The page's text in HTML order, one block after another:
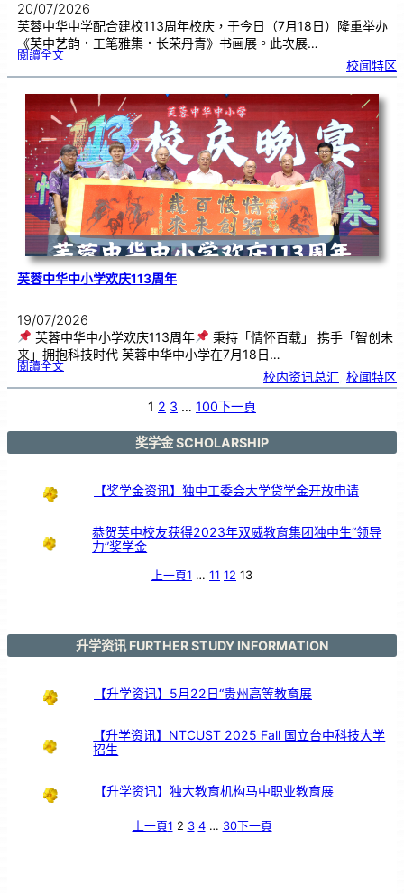
20/07/2026
芙蓉中华中学配合建校113周年校庆，于今日（7月18日）隆重举办
《芙中艺韵．工笔雅集．长荣丹青》书画展。此次展…
閱讀全文:《
中
艺
．
工
笔
雅
集
．
长
荣
丹
青
》
书
画
展
开
幕
校闻特区
芙蓉中华中小学欢庆113周年
19/07/2026
芙蓉中华中小学欢庆113周年
秉持「情怀百载」 携手「智创未
来」拥抱科技时代 芙蓉中华中小学在7月18日…
閱讀全文:芙
华
1
年
校内资讯总汇 校闻特区
1 2 3 … 100下一頁
奖学金 SCHOLARSHIP
【奖学金资讯】独中工委会大学贷学金开放申请
恭贺芙中校友获得2023年双威教育集团独中生“领导
力”奖学金
上一頁1 … 11 12 13
升学资讯 FURTHER STUDY INFORMATION
【升学资讯】5月22日“贵州高等教育展
【升学资讯】NTCUST 2025 Fall 国立台中科技大学
招生
【升学资讯】独大教育机构马中职业教育展
上一頁1 2 3 4 … 30下一頁